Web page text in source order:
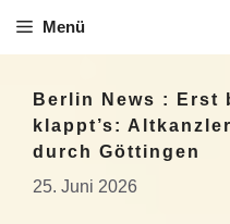
Inhalt
Menü
Berlin News : Erst
klappt’s:
durch Göttingen
25. Juni 2026